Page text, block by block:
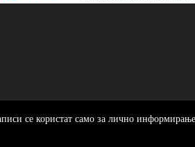
се користат само за лично